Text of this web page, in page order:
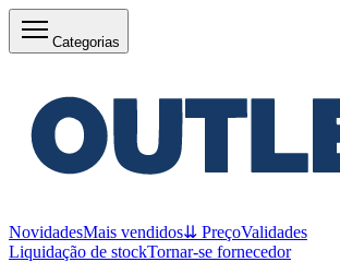
Categorias
NovidadesMais vendidos⇊ PreçoValidades
Liquidação de stockTornar-se fornecedor